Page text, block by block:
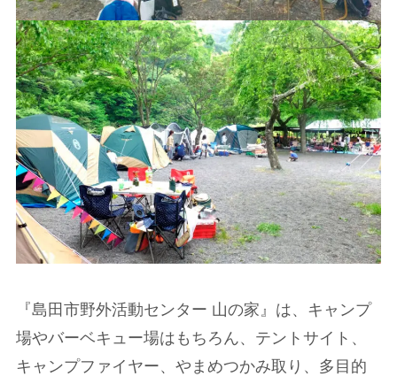
『島田市野外活動センター 山の家』は、キャンプ
場やバーベキュー場はもちろん、テントサイト、
キャンプファイヤー、やまめつかみ取り、多目的